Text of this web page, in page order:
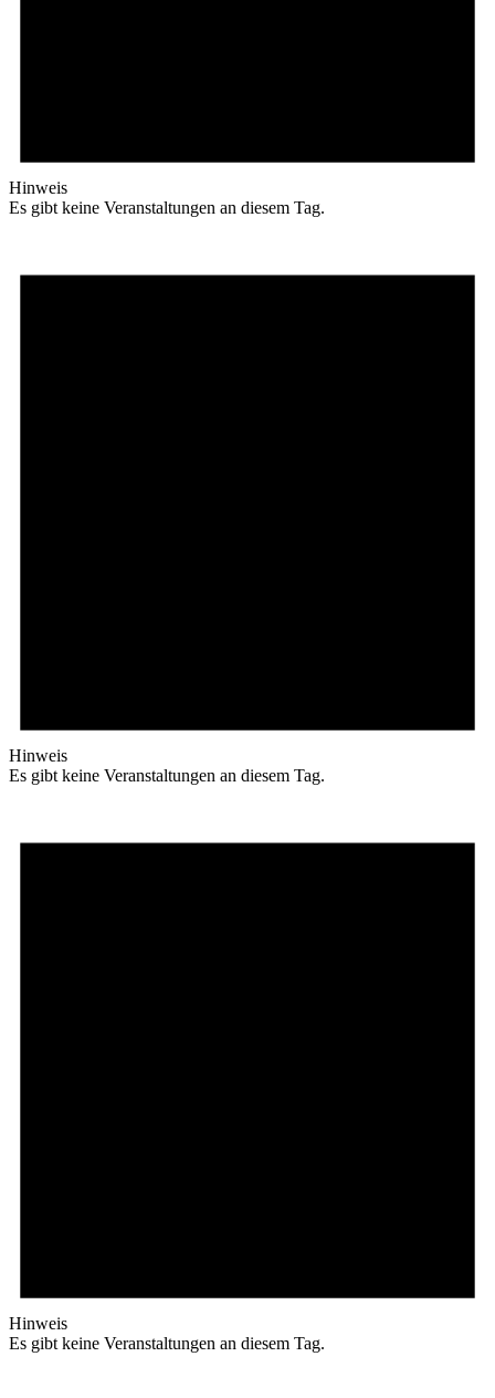
Hinweis
Es gibt keine Veranstaltungen an diesem Tag.
Hinweis
Es gibt keine Veranstaltungen an diesem Tag.
Hinweis
Es gibt keine Veranstaltungen an diesem Tag.